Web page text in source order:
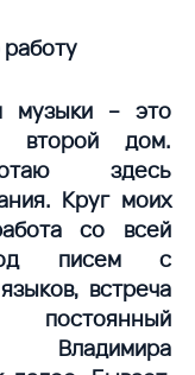
музыки – это
второй дом.
здесь
Круг моих
со всей
писем с
встреча
постоянный
Владимира